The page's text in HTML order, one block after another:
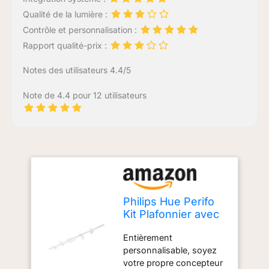
Qualité de la lumière :
Contrôle et personnalisation :
Rapport qualité-prix :
Notes des utilisateurs 4.4/5
Note de 4.4 pour 12 utilisateurs
Philips Hue Perifo
Kit Plafonnier avec
cylindrique - Blanc,
compatible
Bluetooth,
Entièrement
personnalisable, soyez
votre propre concepteur